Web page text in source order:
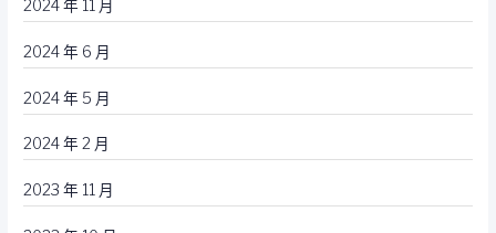
2024 年 11 月
2024 年 6 月
2024 年 5 月
2024 年 2 月
2023 年 11 月